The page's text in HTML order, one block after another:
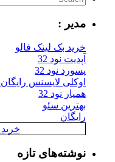
مدیر :
خرید بک لینک فالو
آپدیت نود 32
پسورد نود 32
اوکلی لایسنس رایگان
همیار نود 32
بهترین سئو
رایگان
نوشته‌های تازه